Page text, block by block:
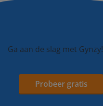
Ga aan de slag met Gynzy!
Probeer gratis